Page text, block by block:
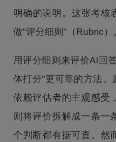
明确的说明。这张考核
做"评分细则"（Rubric）
用评分细则来评价AI回
体打分"更可靠的方法。
依赖评估者的主观感受
则将评价拆解成一条一
个判断都有据可查。然